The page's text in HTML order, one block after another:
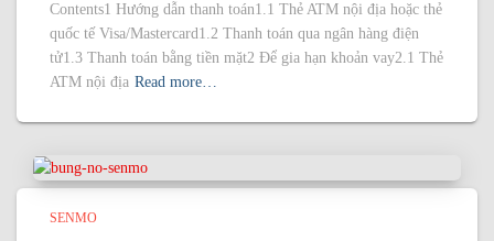
Contents1 Hướng dẫn thanh toán1.1 Thẻ ATM nội địa hoặc thẻ
quốc tế Visa/Mastercard1.2 Thanh toán qua ngân hàng điện
tử1.3 Thanh toán bằng tiền mặt2 Để gia hạn khoản vay2.1 Thẻ
ATM nội địa Read more…
SENMO